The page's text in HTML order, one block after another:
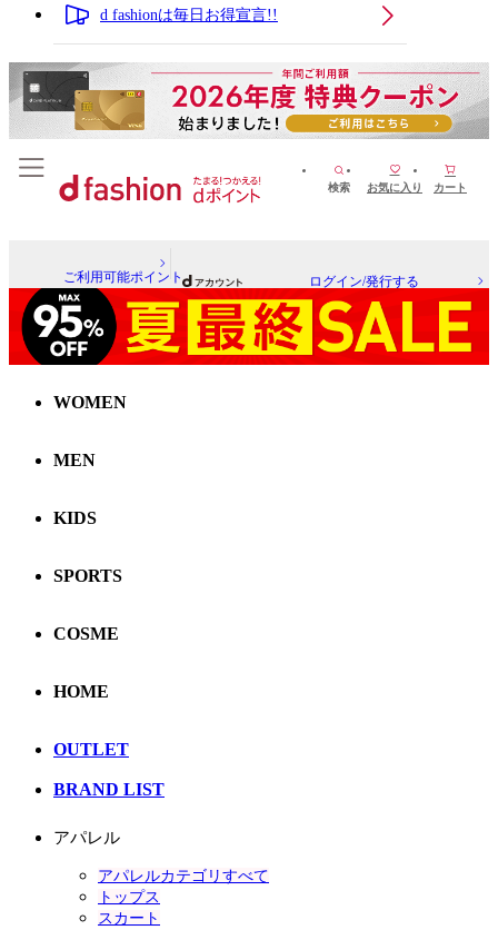
d fashionは毎日お得宣言!!
検索 お気に入り カート
ご利用可能ポイント ログイン/発行する
WOMEN
MEN
KIDS
SPORTS
COSME
HOME
OUTLET
BRAND LIST
アパレル
アパレルカテゴリすべて
トップス
スカート